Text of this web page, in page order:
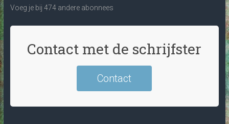
Voeg je bij 474 andere abonnees
Contact met de schrijfster
Contact